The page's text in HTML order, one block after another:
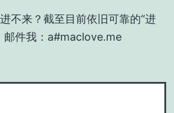
不来？截至目前依旧可靠的“进
邮件我：a#maclove.me